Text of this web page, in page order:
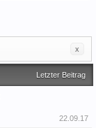
x
Letzter Beitrag
22.09.17